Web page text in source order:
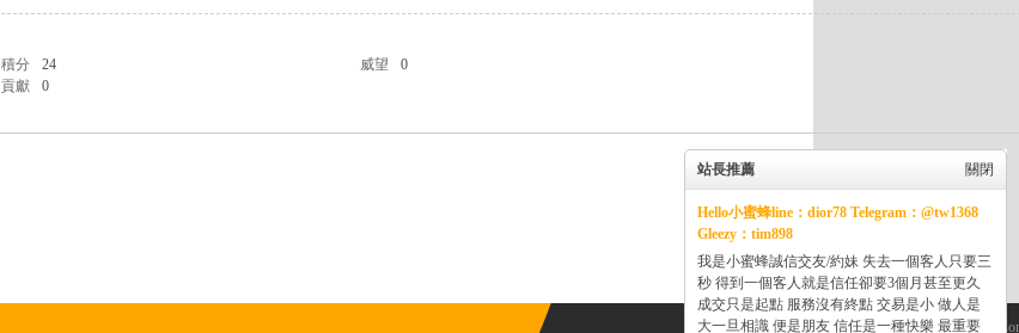
積分 24 威望
0
貢獻 0
關閉
站長推薦
Hello小蜜蜂line：dior78 Telegram：@tw1368
Gleezy：tim898
我是小蜜蜂誠信交友/約妹 失去一個客人只要三
秒 得到一個客人就是信任卻要3個月甚至更久
成交只是起點 服務沒有終點 交易是小 做人是
大一旦相識 便是朋友 信任是一種快樂 最重要
Powered byDiscuz! X3.5© 2001-2013